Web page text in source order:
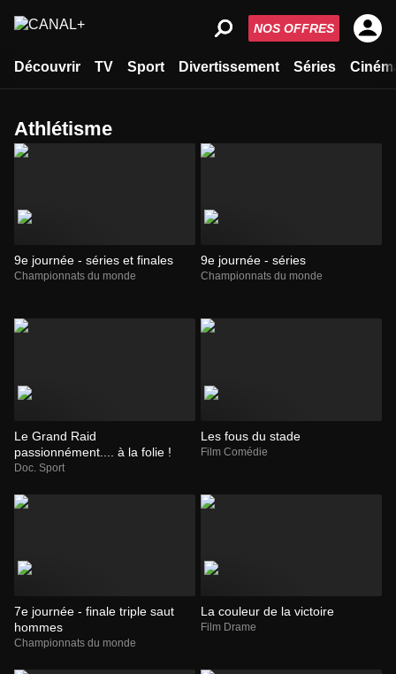
Découvrir TV Sport Divertissement Séries
NOS OFFRES
athlétisme
9e journée - séries et finales
Championnats du monde
9e journée - séries
Championnats du monde
Le Grand Raid
passionnément.... à la folie !
Doc. Sport
Les fous du stade
Film Comédie
7e journée - finale triple saut
hommes
Championnats du monde
La couleur de la victoire
Film Drame